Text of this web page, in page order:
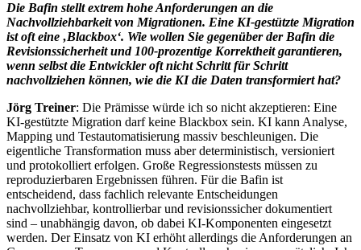
Die Bafin stellt extrem hohe Anforderungen an die
Nachvollziehbarkeit von Migrationen. Eine KI-gestützte Migration
ist oft eine ‚Blackbox‘. Wie wollen Sie gegenüber der Bafin die
Revisionssicherheit und 100-prozentige Korrektheit garantieren,
wenn selbst die Entwickler oft nicht Schritt für Schritt
nachvollziehen können, wie die KI die Daten transformiert hat?
Jörg Treiner: Die Prämisse würde ich so nicht akzeptieren: Eine
KI-gestützte Migration darf keine Blackbox sein. KI kann Analyse,
Mapping und Testautomatisierung massiv beschleunigen. Die
eigentliche Transformation muss aber deterministisch, versioniert
und protokolliert erfolgen. Große Regressionstests müssen zu
reproduzierbaren Ergebnissen führen. Für die Bafin ist
entscheidend, dass fachlich relevante Entscheidungen
nachvollziehbar, kontrollierbar und revisionssicher dokumentiert
sind – unabhängig davon, ob dabei KI-Komponenten eingesetzt
werden. Der Einsatz von KI erhöht allerdings die Anforderungen an